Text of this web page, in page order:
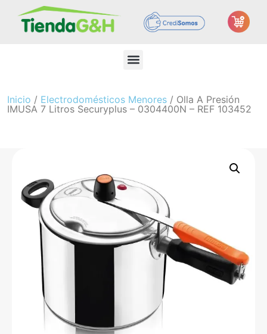
Inicio / Electrodomésticos Menores / Olla A Presión
IMUSA 7 Litros Securyplus – 0304400N – REF 103452